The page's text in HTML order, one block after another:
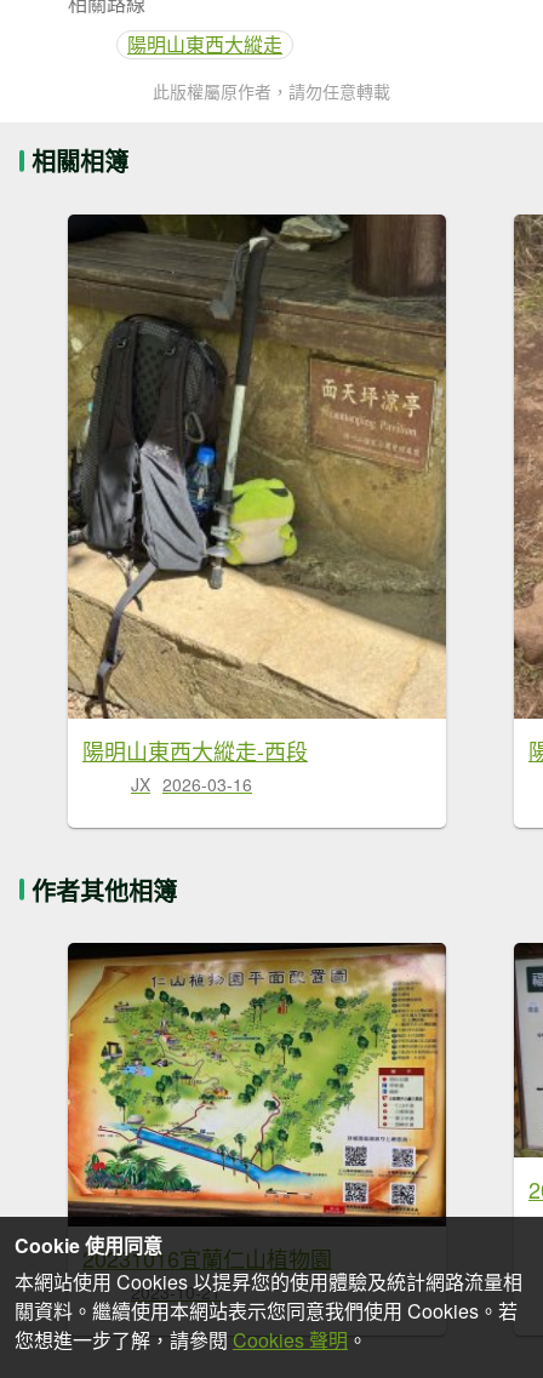
陽明山東西大縱走
此版權屬原作者，請勿任意轉載
相關相簿
陽明山東西大縱走-西段
JX 2026-03-16
作者其他相簿
20231016宜蘭仁山植物園
2023-10-21
Cookie 使用同意
本網站使用 Cookies 以提昇您的使用體驗及統計網路流量相
關資料。繼續使用本網站表示您同意我們使用 Cookies。若
您想進一步了解，請參閱 Cookies 聲明 。